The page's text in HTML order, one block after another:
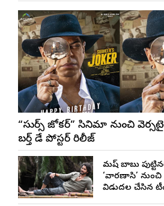
“సుధీర్స్ జోకర్” సినిమా నుంచి
బర్త్ డే పోస్టర్ రిలీజ్
మహేష్ బాబు
‘వారణాసి’ నుంచి
విడుదల చేసిన